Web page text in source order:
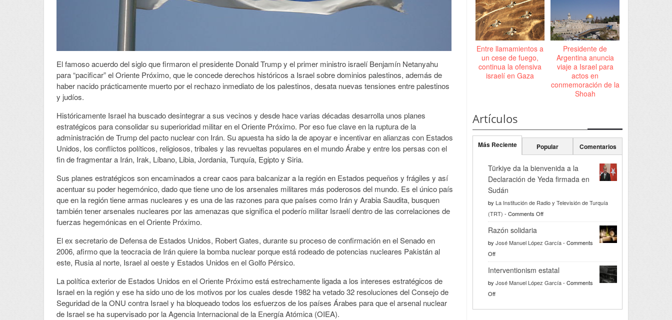
El famoso acuerdo del siglo que firmaron el presidente Donald Trump y el primer ministro israelí Benjamín Netanyahu
para “pacificar” el Oriente Próximo, que le concede derechos históricos a Israel sobre dominios palestinos, además de
haber nacido prácticamente muerto por el rechazo inmediato de los palestinos, desata nuevas tensiones entre palestinos
y judíos.
Históricamente Israel ha buscado desintegrar a sus vecinos y desde hace varias décadas desarrolla unos planes
estratégicos para consolidar su superioridad militar en el Oriente Próximo. Por eso fue clave en la ruptura de la
administración de Trump del pacto nuclear con Irán. Su apuesta ha sido la de apoyar e incentivar en alianzas con Estados
Unidos, los conflictos políticos, religiosos, tribales y las revueltas populares en el mundo Árabe y entre los persas con el
fin de fragmentar a Irán, Irak, Líbano, Libia, Jordania, Turquía, Egipto y Siria.
Sus planes estratégicos son encaminados a crear caos para balcanizar a la región en Estados pequeños y frágiles y así
acentuar su poder hegemónico, dado que tiene uno de los arsenales militares más poderosos del mundo. Es el único país
que en la región tiene armas nucleares y es una de las razones para que países como Irán y Arabia Saudita, busquen
también tener arsenales nucleares por las amenazas que significa el poderío militar Israelí dentro de las correlaciones de
fuerzas hegemónicas en el Oriente Próximo.
El ex secretario de Defensa de Estados Unidos, Robert Gates, durante su proceso de confirmación en el Senado en
2006, afirmo que la teocracia de Irán quiere la bomba nuclear porque está rodeado de potencias nucleares Pakistán al
este, Rusia al norte, Israel al oeste y Estados Unidos en el Golfo Pérsico.
La política exterior de Estados Unidos en el Oriente Próximo está estrechamente ligada a los intereses estratégicos de
Israel en la región y ese ha sido uno de los motivos por los cuales desde 1982 ha vetado 32 resoluciones del Consejo de
Seguridad de la ONU contra Israel y ha bloqueado todos los esfuerzos de los países Árabes para que el arsenal nuclear
de Israel se ha supervisado por la Agencia Internacional de la Energía Atómica (OIEA).
Entre llamamientos a
un cese de fuego,
continua la ofensiva
israelí en Gaza
Presidente de
Argentina anuncia
viaje a Israel para
actos en
conmemoración de la
Shoah
Artículos
Más Reciente Popular Comentarios
Türkiye da la bienvenida a la
Declaración de Yeda firmada en
Sudán
by La Institución de Radio y Televisión de Turquía
(TRT) - Comments Offon
Türkiye
la
a
Yeda
Razón solidaria
by José Manuel López García- Comments
Offon
Razón
solidaria
Interventionism estatal
by José Manuel López García- Comments
Offon